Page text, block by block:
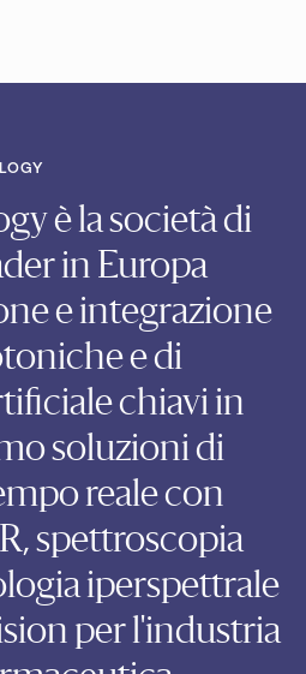
è la società di
in Europa
e integrazione
e di
chiavi in
soluzioni di
reale con
spettroscopia
iperspettrale
per l'industria